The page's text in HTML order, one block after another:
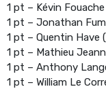
1 pt – Kévin
1 pt – Jonathan
1 pt – Quentin Have
1 pt – Mathieu
1 pt – Anthony
1 pt – William Le